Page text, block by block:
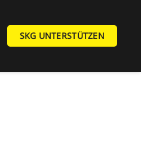
SKG UNTERSTÜTZEN